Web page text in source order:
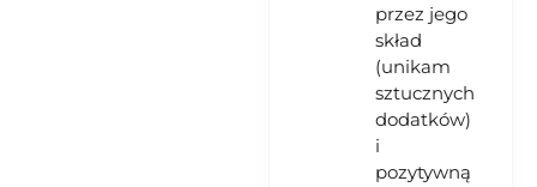
przez jego
skład
(unikam
sztucznych
dodatków)
i
pozytywną